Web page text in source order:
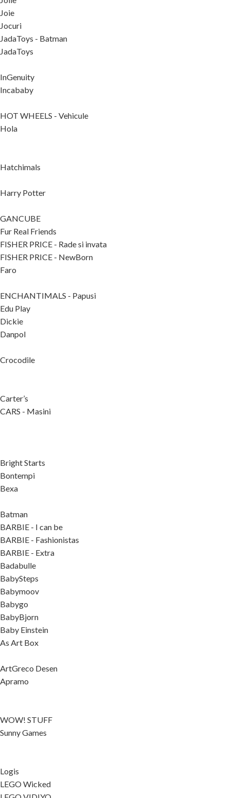
Joie
Jocuri
JadaToys - Batman
JadaToys
InGenuity
Incababy
HOT WHEELS - Vehicule
Hola
Hatchimals
Harry Potter
GANCUBE
Fur Real Friends
FISHER PRICE - Rade si invata
FISHER PRICE - NewBorn
Faro
ENCHANTIMALS - Papusi
Edu Play
Dickie
Danpol
Crocodile
Carter’s
CARS - Masini
Bright Starts
Bontempi
Bexa
Batman
BARBIE - I can be
BARBIE - Fashionistas
BARBIE - Extra
Badabulle
BabySteps
Babymoov
Babygo
BabyBjorn
Baby Einstein
As Art Box
ArtGreco Desen
Apramo
WOW! STUFF
Sunny Games
Logis
LEGO Wicked